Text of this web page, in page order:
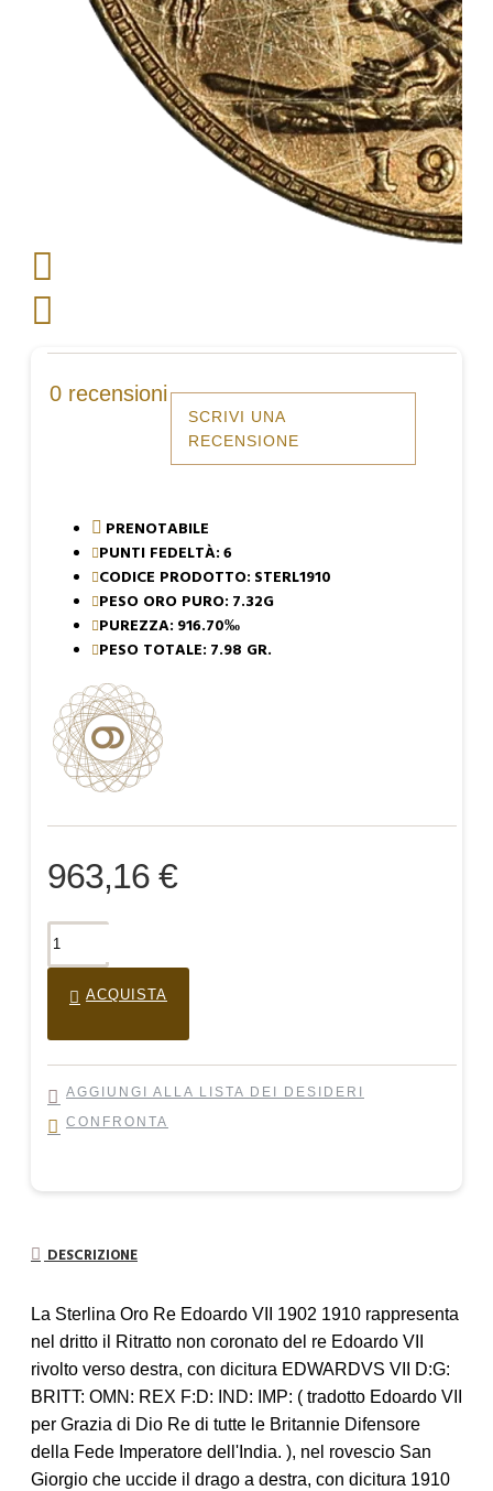
0 recensioni
SCRIVI UNA
RECENSIONE
963,16 €
PRENOTABILE
PUNTI FEDELTÀ: 6
CODICE PRODOTTO: STERL1910
PESO ORO PURO: 7.32G
PUREZZA: 916.70‰
PESO TOTALE: 7.98 GR.
ACQUISTA
AGGIUNGI ALLA LISTA DEI DESIDERI
CONFRONTA
DESCRIZIONE
La Sterlina Oro Re Edoardo VII 1902 1910 rappresenta
nel dritto il Ritratto non coronato del re Edoardo VII
rivolto verso destra, con dicitura EDWARDVS VII D:G:
BRITT: OMN: REX F:D: IND: IMP: ( tradotto Edoardo VII
per Grazia di Dio Re di tutte le Britannie Difensore
della Fede Imperatore dell'India. ), nel rovescio San
Giorgio che uccide il drago a destra, con dicitura 1910